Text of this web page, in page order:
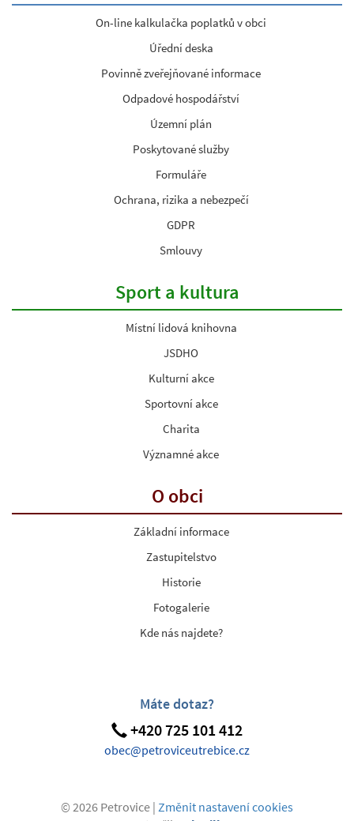
On-line kalkulačka poplatků v obci
Úřední deska
Povinně zveřejňované informace
Odpadové hospodářství
Územní plán
Poskytované služby
Formuláře
Ochrana, rizika a nebezpečí
GDPR
Smlouvy
Sport a kultura
Místní lidová knihovna
JSDHO
Kulturní akce
Sportovní akce
Charita
Významné akce
O obci
Základní informace
Zastupitelstvo
Historie
Fotogalerie
Kde nás najdete?
Máte dotaz?
+420 725 101 412
obec@petroviceutrebice.cz
© 2026 Petrovice | Změnit nastavení cookies